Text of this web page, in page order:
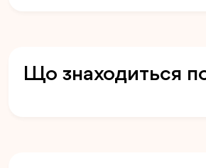
Що знаходиться